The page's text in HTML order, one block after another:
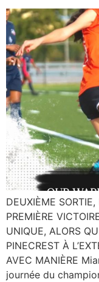
DEUXIÈME
PREMIÈRE
UNIQUE, ALORS
PINECREST À
AVEC MANIÈRE
journée du